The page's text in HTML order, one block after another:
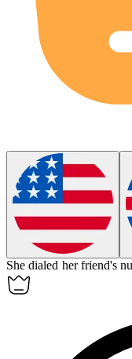
Shedialed her friend's